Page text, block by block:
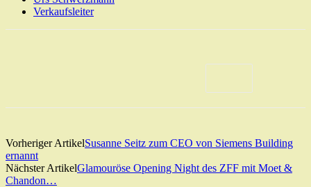
Verkaufsleiter
Vorheriger ArtikelSusanne Seitz zum CEO von Siemens Building
ernannt
Nächster ArtikelGlamouröse Opening Night des ZFF mit Moet &
Chandon…